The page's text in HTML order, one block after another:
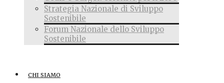
Strategia Nazionale di Sviluppo
Sostenibile
Forum Nazionale dello Sviluppo
Sostenibile
CHI SIAMO